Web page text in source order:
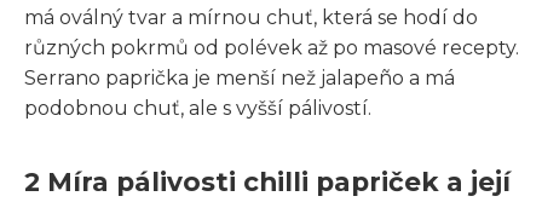
má oválný tvar a mírnou chuť, která se hodí do
různých pokrmů od polévek až po masové recepty.
Serrano paprička je menší než jalapeño a má
podobnou chuť, ale s vyšší pálivostí.
2 Míra pálivosti chilli papriček a její